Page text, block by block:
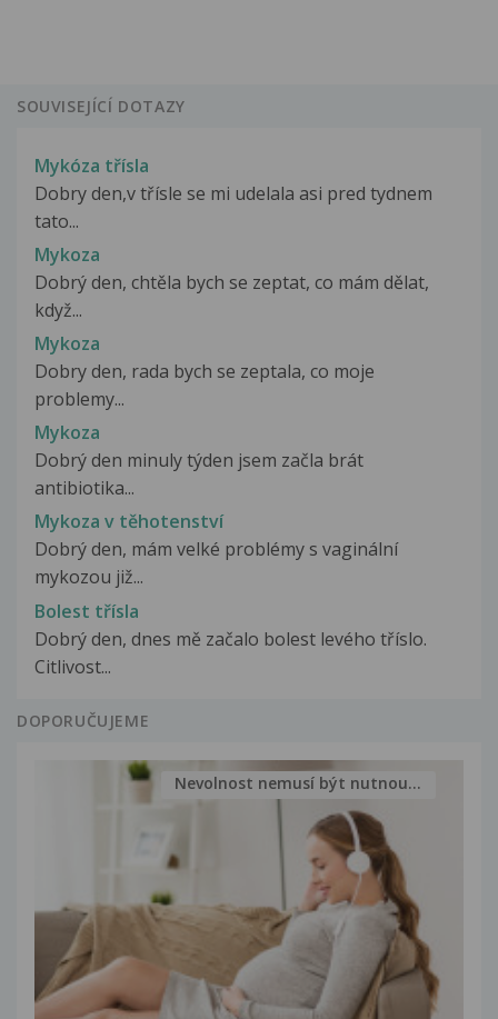
SOUVISEJÍCÍ DOTAZY
Mykóza třísla
Dobry den,v třísle se mi udelala asi pred tydnem
tato...
Mykoza
Dobrý den, chtěla bych se zeptat, co mám dělat,
když...
Mykoza
Dobry den, rada bych se zeptala, co moje
problemy...
Mykoza
Dobrý den minuly týden jsem začla brát
antibiotika...
Mykoza v těhotenství
Dobrý den, mám velké problémy s vaginální
mykozou již...
Bolest třísla
Dobrý den, dnes mě začalo bolest levého tříslo.
Citlivost...
DOPORUČUJEME
Nevolnost nemusí být nutnou...